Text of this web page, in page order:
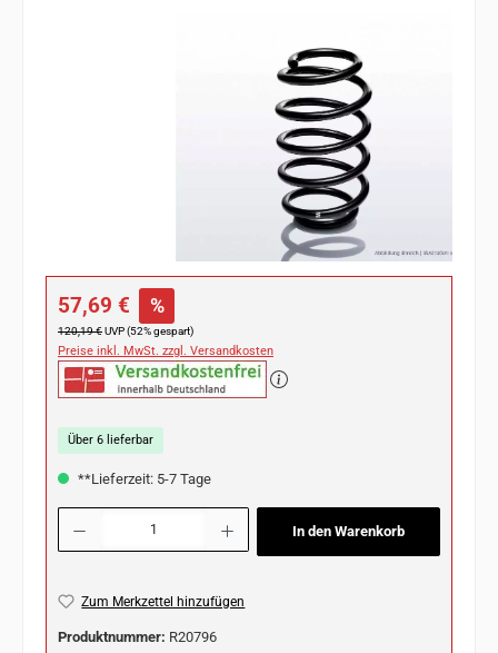
Verkaufspreis:
57,69 € %
Regulärer Preis:
120,19 €UVP (52% gespart)
Preise inkl. MwSt. zzgl. Versandkosten
Über 6 lieferbar
**Lieferzeit: 5-7 Tage
Produkt Anzahl: Gib den gewünschten Wert ein oder benutze die Schaltflächen
In den Warenkorb
Zum Merkzettel hinzufügen
Produktnummer: R20796